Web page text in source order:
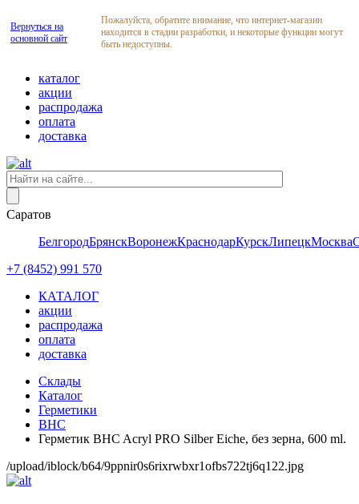
Вернуться на
основной сайт
Пожалуйста, обратите внимание, что интернет-магазин
находится в стадии разработки, и некоторые функции могут
быть недоступны.
каталог
акции
распродажа
оплата
доставка
Саратов
БелгородБрянскВоронежКраснодарКурскЛипецкМосква
+7 (8452) 991 570
КАТАЛОГ
акции
распродажа
оплата
доставка
Склады
Каталог
Герметики
BHC
Герметик BHC Acryl PRO Silber Eiche, без зерна, 600 ml.
/upload/iblock/b64/9ppnir0s6rixrwbxr1ofbs722tj6q122.jpg